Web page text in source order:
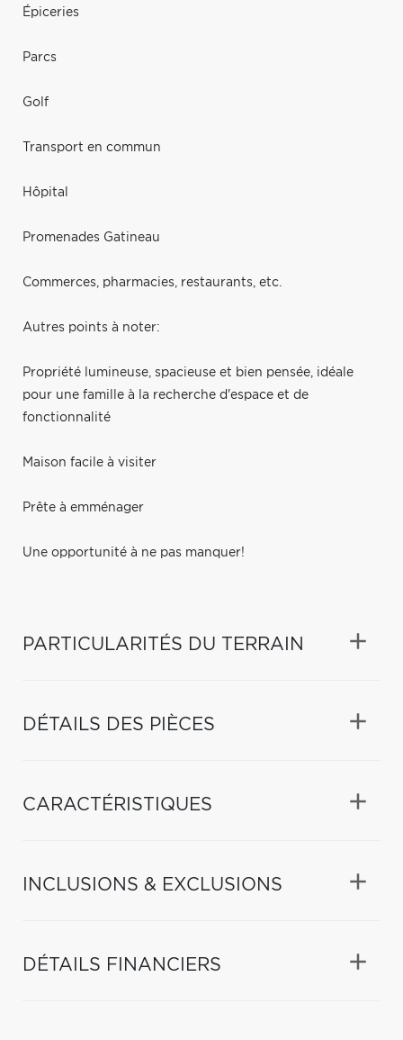
Épiceries
Parcs
Golf
Transport en commun
Hôpital
Promenades Gatineau
Commerces, pharmacies, restaurants, etc.
Autres points à noter:
Propriété lumineuse, spacieuse et bien pensée, idéale
pour une famille à la recherche d'espace et de
fonctionnalité
Maison facile à visiter
Prête à emménager
Une opportunité à ne pas manquer!
PARTICULARITÉS DU TERRAIN
DÉTAILS DES PIÈCES
CARACTÉRISTIQUES
INCLUSIONS & EXCLUSIONS
DÉTAILS FINANCIERS